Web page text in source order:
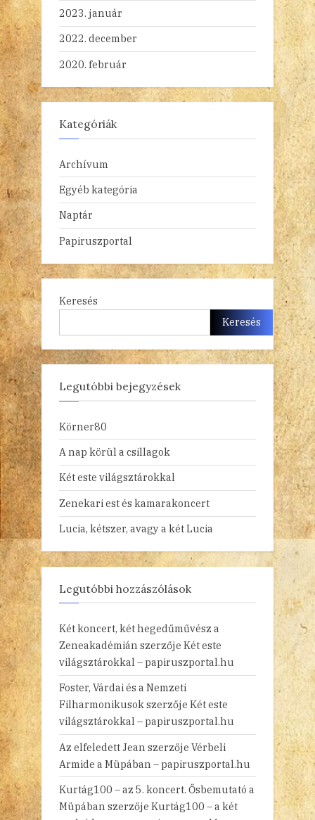
2023. január
2022. december
2020. február
Kategóriák
Archívum
Egyéb kategória
Naptár
Papiruszportal
Keresés
Keresés
Legutóbbi bejegyzések
Körner80
A nap körül a csillagok
Két este világsztárokkal
Zenekari est és kamarakoncert
Lucia, kétszer, avagy a két Lucia
Legutóbbi hozzászólások
Két koncert, két hegedűművész a
Zeneakadémián szerzője Két este
világsztárokkal – papiruszportal.hu
Foster, Várdai és a Nemzeti
Filharmonikusokszerzője Két este
világsztárokkal – papiruszportal.hu
Az elfeledett Jean szerzője Vérbeli
Armide a Müpában – papiruszportal.hu
Kurtág100 – az 5. koncert. Ősbemutató a
Müpában szerzője Kurtág100 – a két